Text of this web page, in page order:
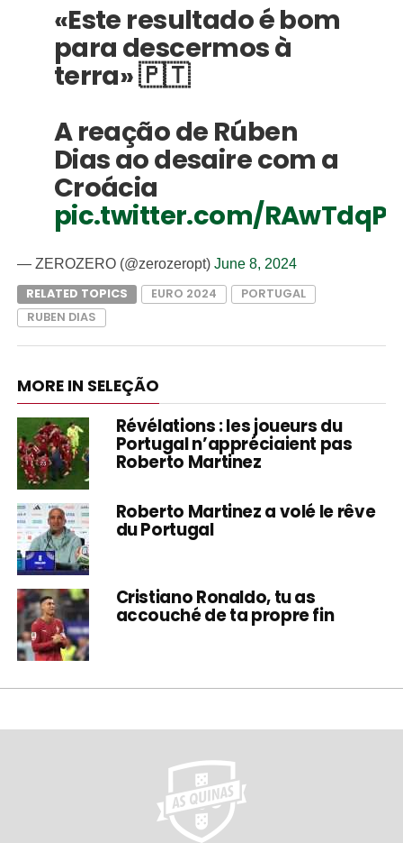
«Este resultado é bom
para descermos à
terra» 🇵🇹
A reação de Rúben
Dias ao desaire com a
Croácia
pic.twitter.com/
— ZEROZERO (@zerozeropt) June 8, 2024
RELATED TOPICS
EURO 2024
PORTUGAL
RUBEN DIAS
MORE IN SELEÇÃO
Révélations : les joueurs du
Portugal n’appréciaient pas
Roberto Martinez
Roberto Martinez a volé le rêve
du Portugal
Cristiano Ronaldo, tu as
accouché de ta propre fin